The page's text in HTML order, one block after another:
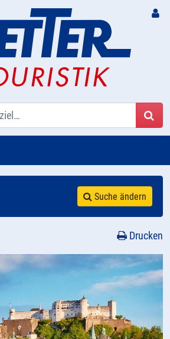
Suche ändern
Drucken